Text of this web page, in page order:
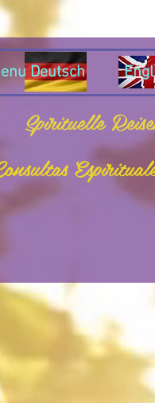
Spirituelle
Deutsch